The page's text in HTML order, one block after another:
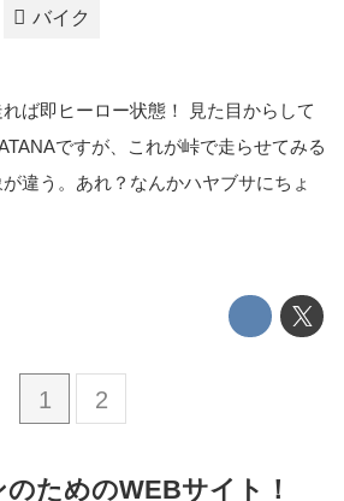
バイク
ば即ヒーロー状態！ 見た目からして
ですが、これが峠で走らせてみる
違う。あれ？なんかハヤブサにちょ
1 2
ためのWEBサイト！